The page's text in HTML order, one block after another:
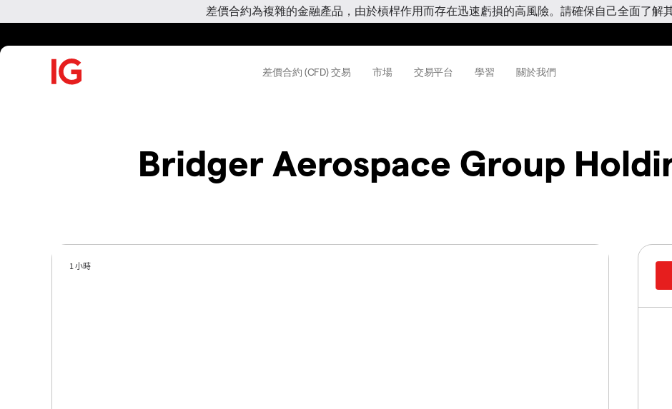
差價合約為複雜的金融產品，由於槓桿作用而存在迅速虧損的高風險。請確保自己全面了解
差價合約 (CFD) 交易 市場 交易平台 學習 關於我們
Bridger Aerospace Group
1 小時